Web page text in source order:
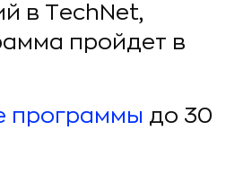
в TechNet,
пройдет в
программы до 30